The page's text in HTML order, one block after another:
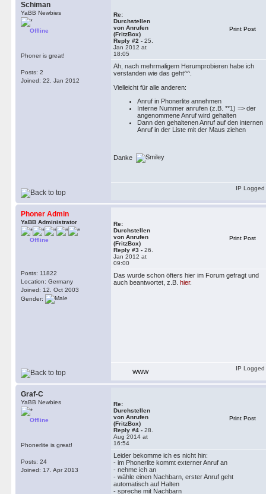
Schiman
YaBB Newbies
Offline
Phoner is great!
Posts: 2
Joined: 22. Jan 2012
Re:
Durchstellen
von Anrufen
(FritzBox)
Reply #2 - 25.
Jan 2012 at
18:05
Print Post
Ah, nach mehrmaligem Herumprobieren habe ich
verstanden wie das geht^^.
Vielleicht für alle anderen:
Anruf in Phonerlite annehmen
Interne Nummer anrufen (z.B. **1) => der
angenommene Anruf wird gehalten
Dann den gehaltenen Anruf auf den internen
Anruf in der Liste mit der Maus ziehen
Danke
IP Logged
Phoner Admin
YaBB Administrator
Offline
Posts: 11822
Location: Germany
Joined: 12. Oct 2003
Gender:
Re:
Durchstellen
von Anrufen
(FritzBox)
Reply #3 - 26.
Jan 2012 at
09:00
Print Post
Das wurde schon öfters hier im Forum gefragt und
auch beantwortet, z.B. hier.
WWW
IP Logged
Graf-C
YaBB Newbies
Offline
Phonerlite is great!
Posts: 24
Joined: 17. Apr 2013
Re:
Durchstellen
von Anrufen
(FritzBox)
Reply #4 - 28.
Aug 2014 at
16:54
Print Post
Leider bekomme ich es nicht hin:
- im Phonerlite kommt externer Anruf an
- nehme ich an
- wähle einen Nachbarn, erster Anruf geht
automatisch auf Halten
- spreche mit Nachbarn